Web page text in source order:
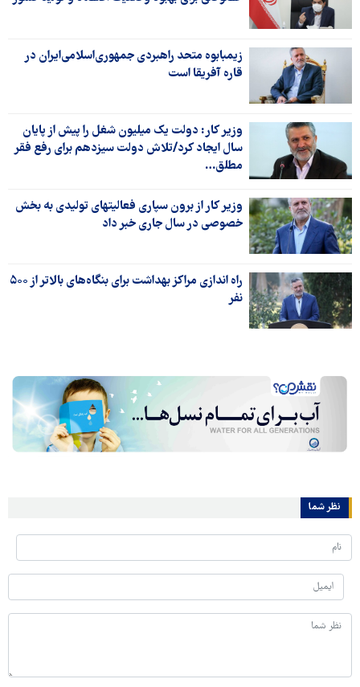
زیمبابوه متحد راهبردی جمهوری‌اسلامی‌ایران در
قاره آفریقا است
وزیر کار: دولت یک میلیون شغل را پیش از پایان
سال ایجاد کرد/تلاش دولت سیزدهم برای رفع فقر
مطلق…
وزیر کار از برون سپاری فعالیتهای تولیدی به بخش
خصوصی در سال جاری خبر داد
راه اندازی مراکز بهداشت برای بنگاه‌های بالاتر از ۵۰۰
نفر
نظر شما